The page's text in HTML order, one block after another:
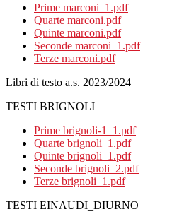
Prime marconi_1.pdf
Quarte marconi.pdf
Quinte marconi.pdf
Seconde marconi_1.pdf
Terze marconi.pdf
Libri di testo a.s. 2023/2024
TESTI BRIGNOLI
Prime brignoli-1_1.pdf
Quarte brignoli_1.pdf
Quinte brignoli_1.pdf
Seconde brignoli_2.pdf
Terze brignoli_1.pdf
TESTI EINAUDI_DIURNO